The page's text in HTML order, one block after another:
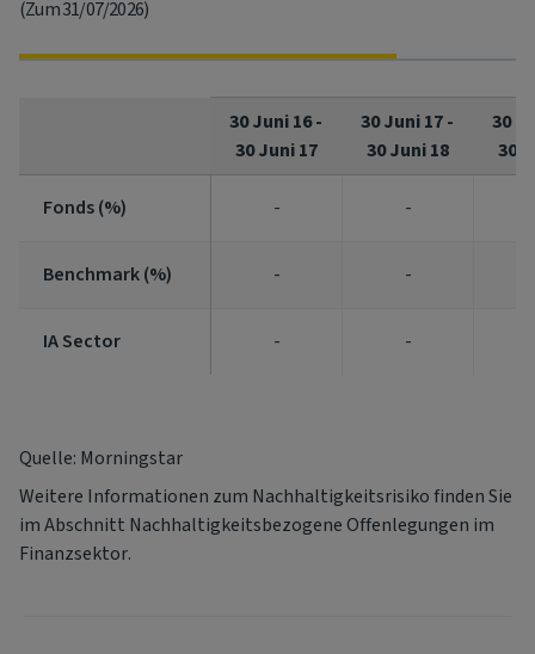
(Zum 31/07/2026)
30 Juni 16-
30 Juni 17
30 Juni 17-
30 Juni 18
30
30
Fonds (%) - -
Benchmark (%) - -
IA Sector - -
Fonds (%)
Benchmark (%)
IA Sector
Quelle: Morningstar
Weitere Informationen zum Nachhaltigkeitsrisiko finden Sie
im Abschnitt Nachhaltigkeitsbezogene Offenlegungen im
Finanzsektor.